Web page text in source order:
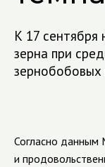
К 17
зерна при
зернобобовых
Согласно данным
и